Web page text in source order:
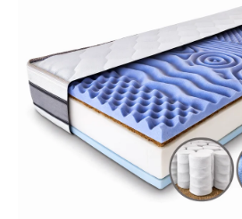
hviezdičiek.